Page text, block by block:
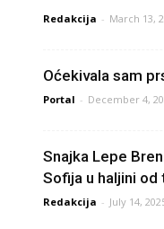
Redakcija - March 13,
Oćekivala sam
Portal - December 4,
Snajka Lepe
Sofija u haljini od
Redakcija - July 14,